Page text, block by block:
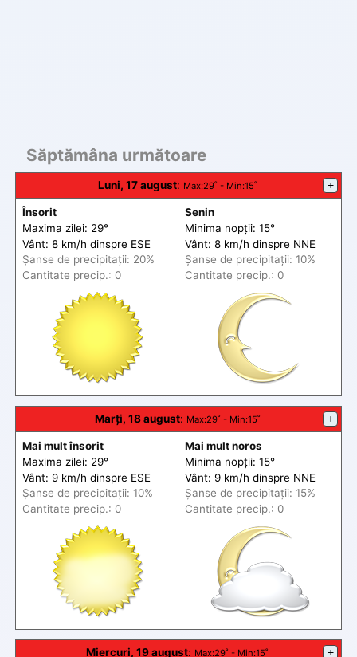
Săptămâna următoare
Luni, 17 august: Max:29˚ - Min:15˚ +
Însorit
Maxima zilei: 29°
Vânt: 8 km/h dinspre ESE
Șanse de precipitații: 20%
Cantitate precip.: 0
Senin
Minima nopții: 15°
Vânt: 8 km/h dinspre NNE
Șanse de precipitații: 10%
Cantitate precip.: 0
Marți, 18 august: Max:29˚ - Min:15˚ +
Mai mult însorit
Maxima zilei: 29°
Vânt: 9 km/h dinspre ESE
Șanse de precipitații: 10%
Cantitate precip.: 0
Mai mult noros
Minima nopții: 15°
Vânt: 9 km/h dinspre NNE
Șanse de precipitații: 15%
Cantitate precip.: 0
Miercuri, 19 august: Max:29˚ - Min:15˚ +